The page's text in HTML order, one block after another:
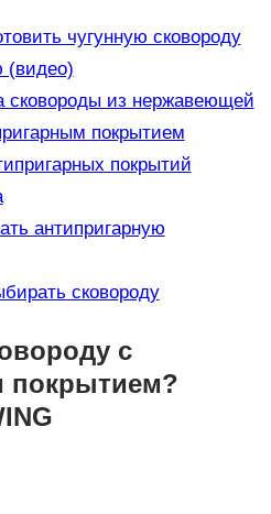
чугунную сковороду
(видео)
сковороды из нержавеющей
покрытием
покрытий
антипригарную
сковороду
с
покрытием?